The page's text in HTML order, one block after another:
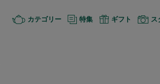
カテゴリー 特集 ギフト ス